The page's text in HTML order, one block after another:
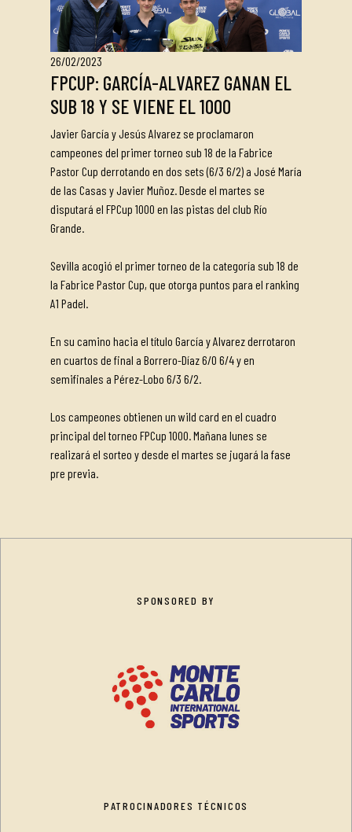
26/02/2023
FPCUP: GARCÍA-ALVAREZ GANAN EL
SUB 18 Y SE VIENE EL 1000
Javier García y Jesús Alvarez se proclamaron
campeones del primer torneo sub 18 de la Fabrice
Pastor Cup derrotando en dos sets (6/3 6/2) a José María
de las Casas y Javier Muñoz. Desde el martes se
disputará el FPCup 1000 en las pistas del club Río
Grande.
Sevilla acogió el primer torneo de la categoría sub 18 de
la Fabrice Pastor Cup, que otorga puntos para el ranking
A1 Padel.
En su camino hacia el título García y Alvarez derrotaron
en cuartos de final a Borrero-Díaz 6/0 6/4 y en
semifinales a Pérez-Lobo 6/3 6/2.
Los campeones obtienen un wild card en el cuadro
principal del torneo FPCup 1000. Mañana lunes se
realizará el sorteo y desde el martes se jugará la fase
pre previa.
SPONSORED BY
PATROCINADORES TÉCNICOS